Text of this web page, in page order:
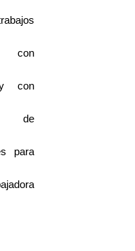
con
con
de
para